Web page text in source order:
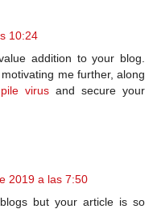
10:24
addition to your blog.
me further, along
virusand secure your
2019 a las 7:50
but your article is so